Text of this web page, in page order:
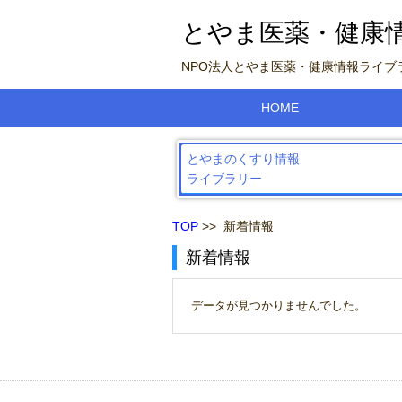
とやま医薬・健康
NPO法人とやま医薬・健康情報ライ
HOME
とやまのくすり情報
ライブラリー
TOP >> 新着情報
新着情報
データが見つかりませんでした。